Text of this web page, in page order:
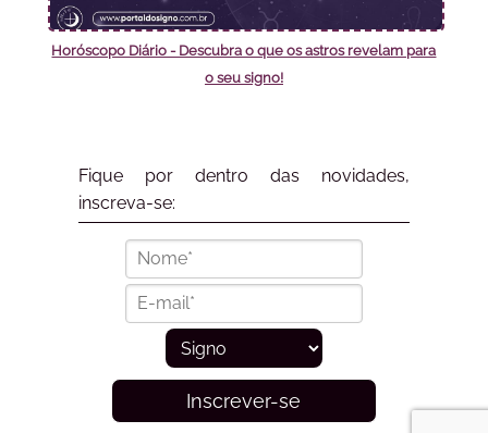
Horóscopo Diário - Descubra o que os astros revelam para
o seu signo!
Fique por dentro das novidades,
inscreva-se:
Inscrever-se